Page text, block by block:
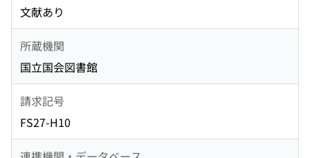
文献あり
所蔵機関
国立国会図書館
請求記号
FS27-H10